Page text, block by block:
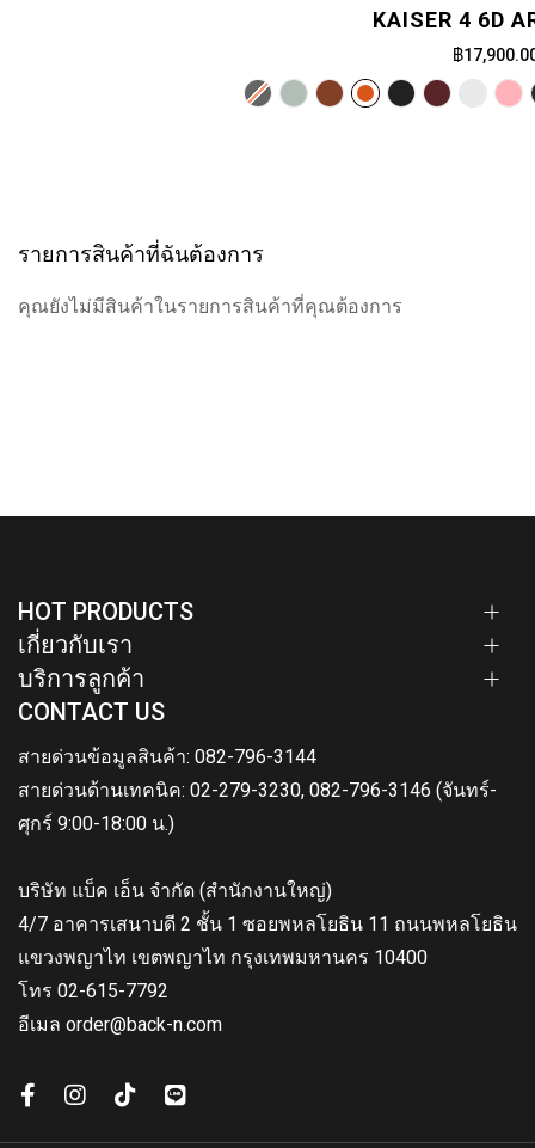
KAISER 4 6D
฿
รายการสินค้าที่ฉันต้องการ
คุณยังไม่มีสินค้าในรายการสินค้าที่คุณต้องการ
HOT PRODUCTS
เกี่ยวกับเรา
บริการลูกค้า
CONTACT US
สายด่วนข้อมูลสินค้า: 082-796-3144
สายด่วนด้านเทคนิค: 02-279-3230, 082-796-3146 (จันทร์-
ศุกร์ 9:00-18:00 น.)
บริษัท แบ็ค เอ็น จำกัด (สำนักงานใหญ่)
4/7 อาคารเสนาบดี 2 ชั้น 1 ซอยพหลโยธิน 11 ถนนพหลโยธิน
แขวงพญาไท เขตพญาไท กรุงเทพมหานคร 10400
โทร 02-615-7792
อีเมล order@back-n.com